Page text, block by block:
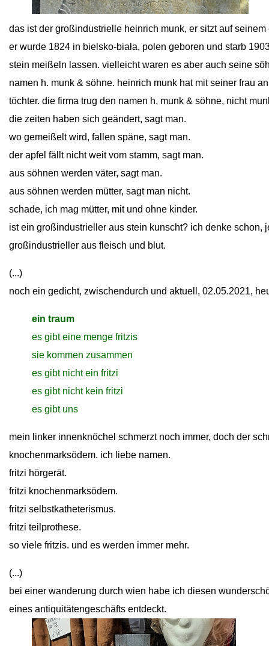
das ist der großindustrielle heinrich munk, er sitzt auf
er wurde 1824 in bielsko-biała, polen geboren und starb
stein meißeln lassen. vielleicht waren es aber auch seine
namen h. munk & söhne. heinrich munk hat mit seiner frau
töchter. die firma trug den namen h. munk & söhne, nicht
die zeiten haben sich geändert, sagt man.
wo gemeißelt wird, fallen späne, sagt man.
der apfel fällt nicht weit vom stamm, sagt man.
aus söhnen werden väter, sagt man.
aus söhnen werden mütter, sagt man nicht.
schade, ich mag mütter, mit und ohne kinder.
ist ein großindustrieller aus stein kunscht? ich denke schon,
großindustrieller aus fleisch und blut.
(...)
noch ein gedicht, zwischendurch und aktuell, 02.05.2021,
ein traum
es gibt eine menge fritzis
sie kommen zusammen
es gibt nicht ein fritzi
es gibt nicht kein fritzi
es gibt uns
mein linker innenknöchel schmerzt noch immer, doch der
knochenmarksödem. ich liebe namen.
fritzi hörgerät.
fritzi knochenmarksödem.
fritzi selbstkatheterismus.
fritzi teilprothese.
so viele fritzis. und es werden immer mehr.
(...)
bei einer wanderung durch wien habe ich diesen
eines antiquitätengeschäfts entdeckt.